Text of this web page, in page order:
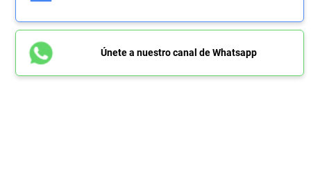
Únete a nuestro canal de Whatsapp